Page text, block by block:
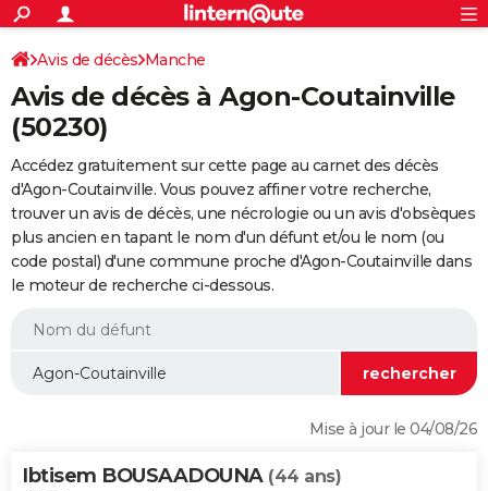
ACTUALITÉS
Politique
Société
Faits Divers
Education
Monde
Villes
+
SPORT
Coupe du monde 2026
Football
Tennis
Cyclisme
Rugby
Forum
FINANCE
Retraite
Impôts
Epargne
Immobilier
Risques naturels par ville
Banque
Assurance
Crédit
AUTO
Essais
Réserver un essai
Citadines
Berlines
SUV
Forum auto
+
HIGH-TECH
Mobiles
Meilleur smartphone
Internet
Ordinateurs
Jeux vidéo
Guide high-tech
+
BRICOLAGE
Forum
Aménagement intérieur
Extérieur
Cuisine
Salle de bains
Jardinage
Rangement
WEEK-END
Guides de France
Escapades
Patrimoine
Expositions
Musées
Week-end nature
LIFESTYLE
Alimentation
Guide de la santé
Maladies
Médicaments
Sommeil
VOYAGE
Avis de décès Manche
Avis de décès à Agon-Coutainville
(50230)
Accédez gratuitement sur cette page au carnet des décès
d'Agon-Coutainville. Vous pouvez affiner votre recherche,
trouver un avis de décès, une nécrologie ou un avis d'obsèques
plus ancien en tapant le nom d'un défunt et/ou le nom (ou
code postal) d'une commune proche d'Agon-Coutainville dans
le moteur de recherche ci-dessous.
Mise à jour le 04/08/26
Ibtisem BOUSAADOUNA (44 ans)